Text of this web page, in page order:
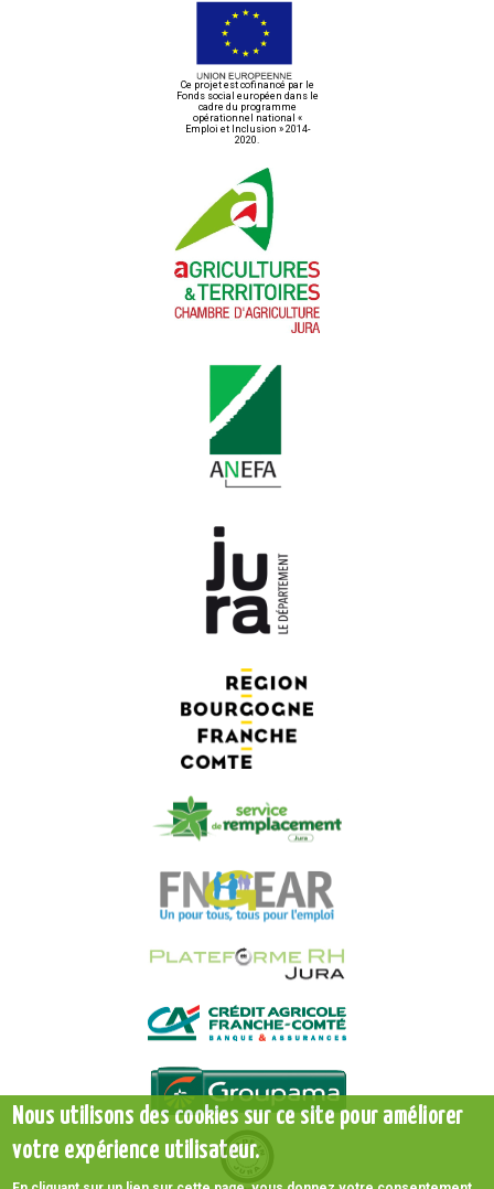
Ce projet est cofinancé par le
Fonds social européen dans le
cadre du programme
opérationnel national «
Emploi et Inclusion » 2014-
2020.
Nous utilisons des cookies sur ce site pour améliorer
votre expérience utilisateur.